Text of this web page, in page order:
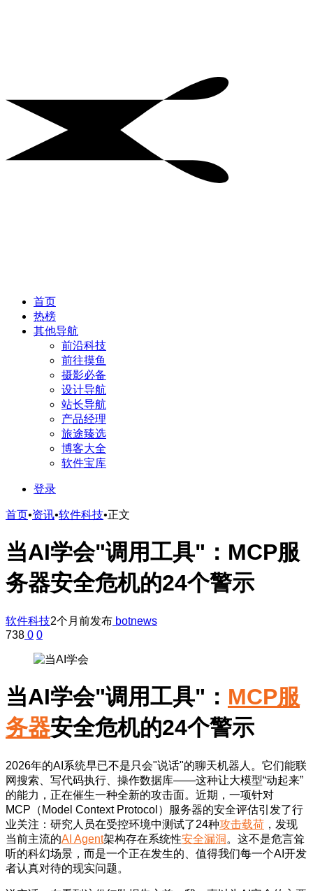
首页
热榜
其他导航
前沿科技
前往摸鱼
摄影必备
设计导航
站长导航
产品经理
旅途臻选
博客大全
软件宝库
登录
首页•资讯•软件科技•正文
当AI学会"调用工具"：MCP服
务器安全危机的24个警示
软件科技2个月前发布 botnews
738 0 0
当AI学会"调用工具"： MCP服
务器安全危机的24个警示
2026年的AI系统早已不是只会"说话"的聊天机器人。它们能联
网搜索、写代码执行、操作数据库——这种让大模型“动起来”
的能力，正在催生一种全新的攻击面。近期，一项针对
MCP（Model Context Protocol）服务器的安全评估引发了行
业关注：研究人员在受控环境中测试了24种攻击载荷 ，发现
当前主流的AI Agent架构存在系统性安全漏洞 。这不是危言耸
听的科幻场景，而是一个正在发生的、值得我们每一个AI开发
者认真对待的现实问题。